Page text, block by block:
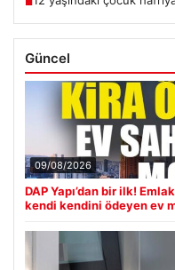
Güncel
09/08/2026
DAP Yapı’dan bir ilk!
kendi kendini ödeyen ev